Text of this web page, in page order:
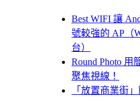
Best WIFI 讓
號較強的 AP（
台）
Round Photo 用
聚焦視線！
「放置商業街